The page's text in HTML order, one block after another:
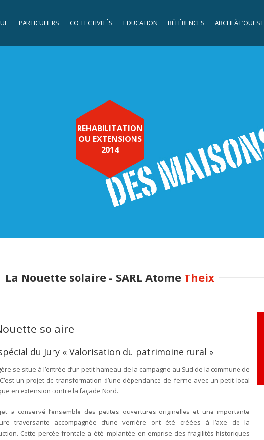
PARTICULIERS COLLECTIVITÉS EDUCATION RÉFÉRENCES ARCHI À L’OUEST
REHABILITATION
OU EXTENSIONS
2014
La Nouette solaire - SARL Atome Theix
solaire
du Jury « Valorisation du patrimoine rural »
se situe à l’entrée d’un petit hameau de la campagne au Sud de la commune de
un projet de transformation d’une dépendance de ferme avec un petit local
en extension contre la façade Nord.
a conservé l’ensemble des petites ouvertures originelles et une importante
traversante accompagnée d’une verrière ont été créées à l’axe de la
Cette percée frontale a été implantée en emprise des fragilités historiques